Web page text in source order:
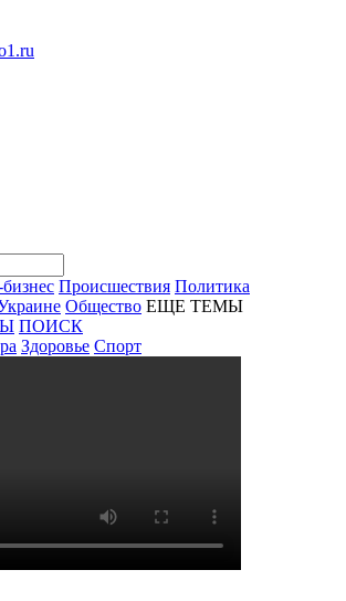
Происшествия Политика
Общество ЕЩЕ ТЕМЫ
ПОИСК
Здоровье Спорт